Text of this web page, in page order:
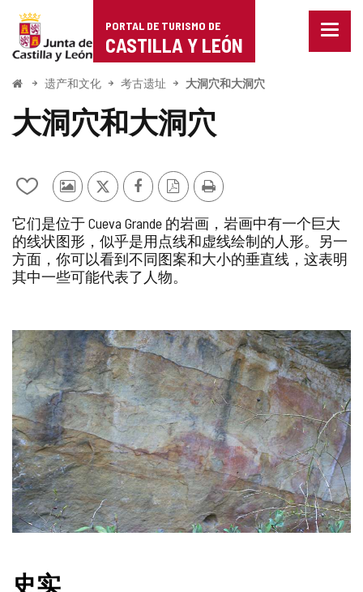
Portal
de
Turismo
de
Castilla
León
PORTAL DE TURISMO DE
CASTILLA Y LEÓN
菜
开
遗产和文化 考古遗址 大洞穴和大洞穴
大洞穴和大洞穴
从
的
笔
记
本
删
除
其
游
客
的
照
推
Facebook
PDF
本
打
它们是位于 Cueva Grande 的岩画，岩画中有一个巨大
的线状图形，似乎是用点线和虚线绘制的人形。另一
方面，你可以看到不同图案和大小的垂直线，这表明
其中一些可能代表了人物。
图
片
库
史实